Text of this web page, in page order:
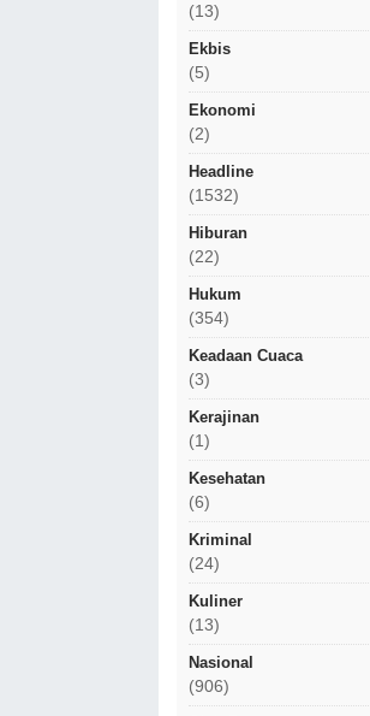
(13)
Ekbis
(5)
Ekonomi
(2)
Headline
(1532)
Hiburan
(22)
Hukum
(354)
Keadaan Cuaca
(3)
Kerajinan
(1)
Kesehatan
(6)
Kriminal
(24)
Kuliner
(13)
Nasional
(906)